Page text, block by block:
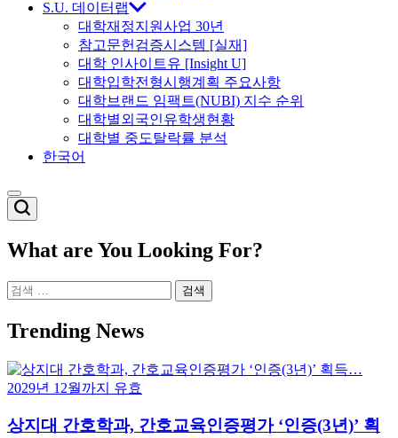
S.U. 데이터랩
대학재정지원사업 30년
참고문헌검증시스템 [실재]
대학 인사이트유 [Insight U]
대학입학전형시행계획 주요사항
대학브랜드 임팩트(NUBI) 지수 순위
대학별외국인유학생현황
대학별 중도탈락률 분석
한국어
Switch
color
What are You Looking For?
검
Trending News
상지대 간호학과, 간호교육인증평가 ‘인증(3년)’ 획